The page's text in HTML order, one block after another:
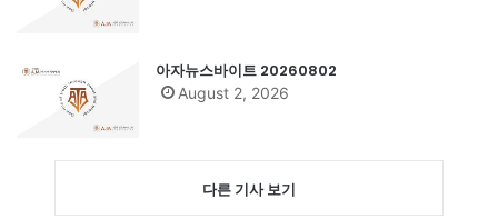
아자뉴스바이트 20260802
August 2, 2026
다른 기사 보기